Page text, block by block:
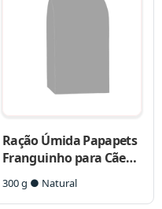
Ração Úmida Papapets
Franguinho para Cães
Filhotes
300 g ● Natural